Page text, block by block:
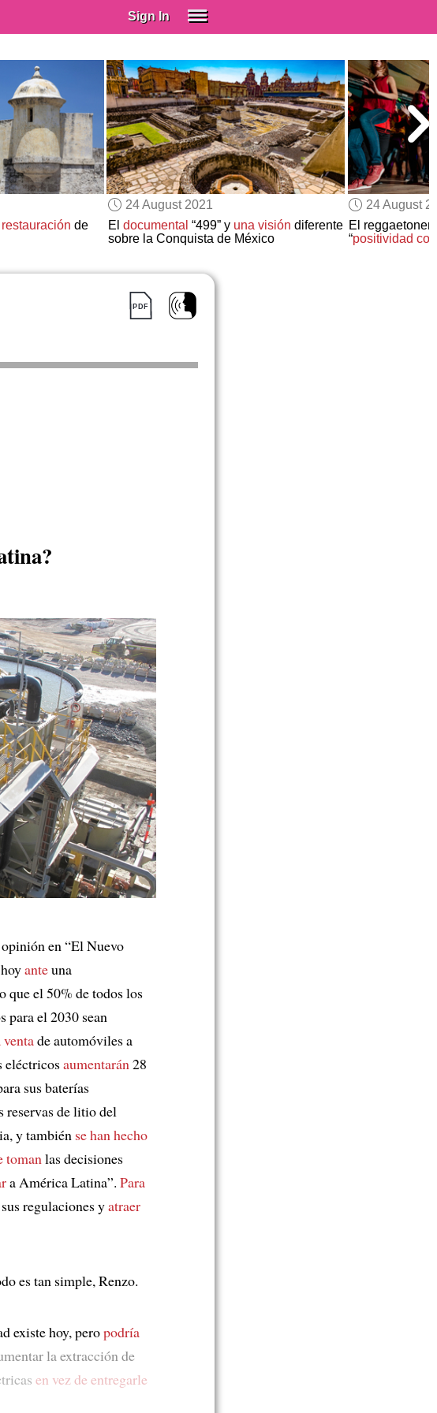
Sign In
Spanish (Spain)
Spanish (Latino)
SUBSCRIBE
EDUCATIONAL LICENSES
GIFT CARDS
OTHER LANGUAGES
ABOUT US
de
24 August 2021
El documental “499” y una visión diferente
sobre la Conquista de México
24 August
El
“positividad
en “El Nuevo
anteuna
que el 50% de todos los
para el 2030 sean
de automóviles a
eléctricosaumentarán28
sus baterías
reservas de litio del
y también se han hecho
tomanlas decisiones
a América Latina”. Para
regulaciones yatraer
es tan simple, Renzo.
existe hoy, peropodría
la extracción de
en vez de entregarle